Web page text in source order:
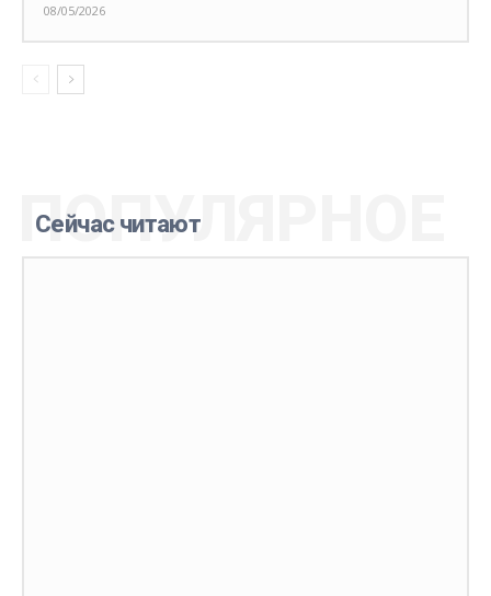
08/05/2026
Сейчас читают
ПОПУЛЯРНОЕ